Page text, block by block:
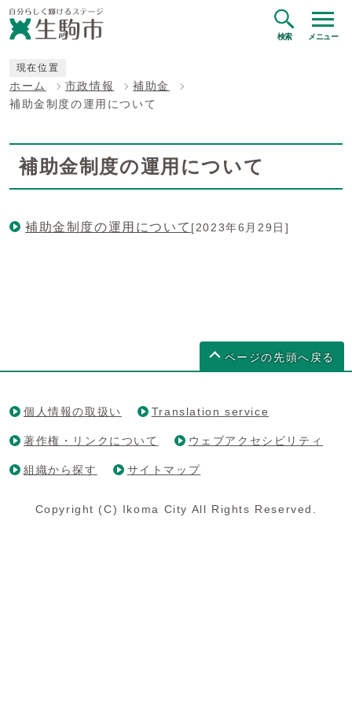
検索 メニュー
現在位置
ホーム 市政情報
補助金
補助金制度の運用について
補助金制度の運用について
補助金制度の運用について [2023年6月29日]
ページの先頭へ戻る
個人情報の取扱い Translation service
著作権・リンクについて ウェブアクセシビリティ
組織から探す サイトマップ
Copyright (C) Ikoma City All Rights Reserved.